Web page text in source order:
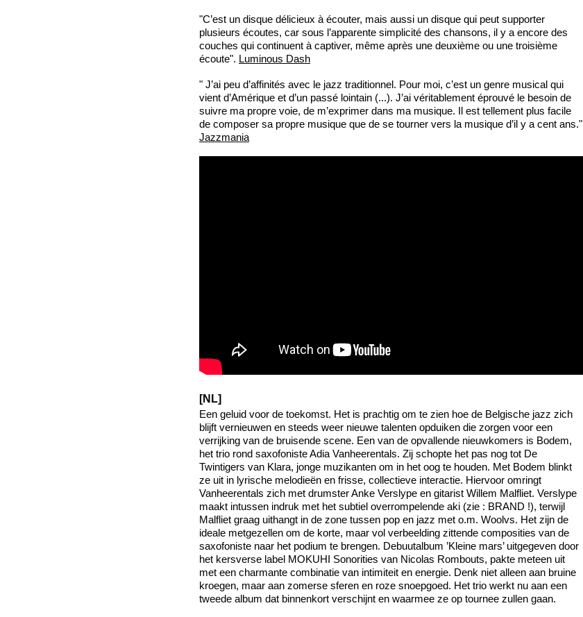
"C’est un disque délicieux à écouter, mais aussi un disque qui peut supporter
plusieurs écoutes, car sous l’apparente simplicité des chansons, il y a encore des
couches qui continuent à captiver, même après une deuxième ou une troisième
écoute". Luminous Dash
" J’ai peu d’affinités avec le jazz traditionnel. Pour moi, c’est un genre musical qui
vient d’Amérique et d’un passé lointain (...). J’ai véritablement éprouvé le besoin de
suivre ma propre voie, de m’exprimer dans ma musique. Il est tellement plus facile
de composer sa propre musique que de se tourner vers la musique d’il y a cent ans."
Jazzmania
[NL]
Een geluid voor de toekomst. Het is prachtig om te zien hoe de Belgische jazz zich
blijft vernieuwen en steeds weer nieuwe talenten opduiken die zorgen voor een
verrijking van de bruisende scene. Een van de opvallende nieuwkomers is Bodem,
het trio rond saxofoniste Adia Vanheerentals. Zij schopte het pas nog tot De
Twintigers van Klara, jonge muzikanten om in het oog te houden. Met Bodem blinkt
ze uit in lyrische melodieën en frisse, collectieve interactie. Hiervoor omringt
Vanheerentals zich met drumster Anke Verslype en gitarist Willem Malfliet. Verslype
maakt intussen indruk met het subtiel overrompelende aki (zie : BRAND !), terwijl
Malfliet graag uithangt in de zone tussen pop en jazz met o.m. Woolvs. Het zijn de
ideale metgezellen om de korte, maar vol verbeelding zittende composities van de
saxofoniste naar het podium te brengen. Debuutalbum ’Kleine mars’ uitgegeven door
het kersverse label MOKUHI Sonorities van Nicolas Rombouts, pakte meteen uit
met een charmante combinatie van intimiteit en energie. Denk niet alleen aan bruine
kroegen, maar aan zomerse sferen en roze snoepgoed. Het trio werkt nu aan een
tweede album dat binnenkort verschijnt en waarmee ze op tournee zullen gaan.